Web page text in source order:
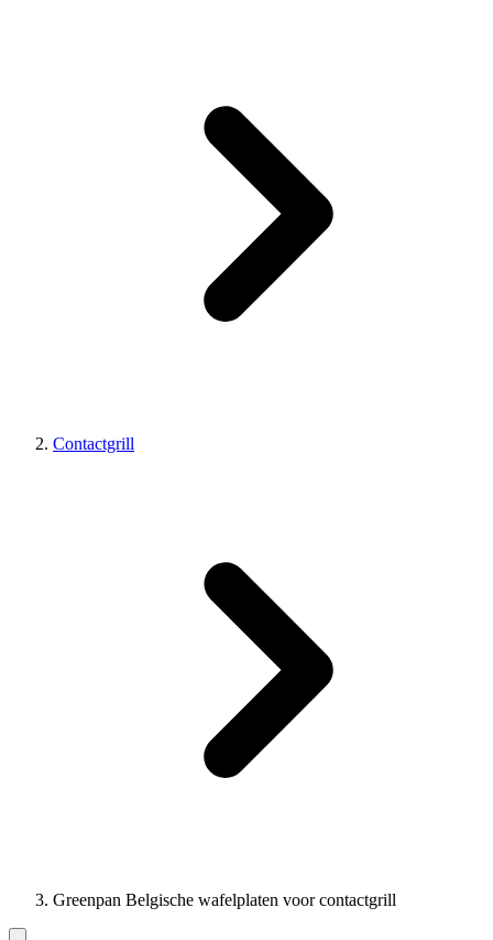
Contactgrill
Greenpan Belgische wafelplaten voor contactgrill